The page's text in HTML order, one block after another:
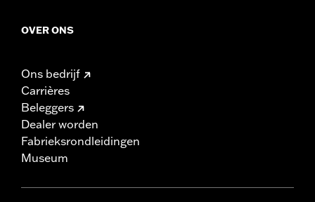
OVER ONS
Ons bedrijf
Carrières
Beleggers
Dealer worden
Fabrieksrondleidingen
Museum